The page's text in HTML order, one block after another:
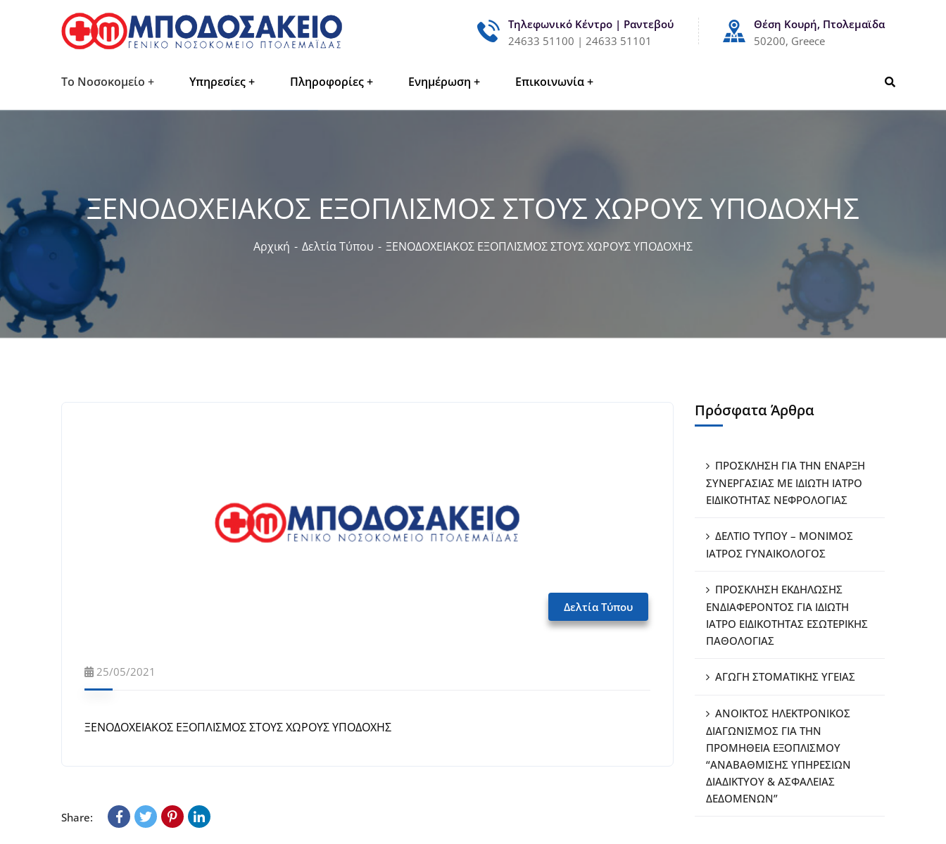
Τηλεφωνικό Κέντρο | Ραντεβού
24633 51100 | 24633 51101
Θέση Κουρή, Πτολεμαϊδα
50200, Greece
Το Νοσοκομείο Υπηρεσίες Πληροφορίες Ενημέρωση Επικοινωνία
ΞΕΝΟΔΟΧΕΙΑΚΟΣ ΕΞΟΠΛΙΣΜΟΣ ΣΤΟΥΣ ΧΩΡΟΥΣ ΥΠΟΔΟΧΗΣ
Αρχική Δελτία Τύπου ΞΕΝΟΔΟΧΕΙΑΚΟΣ ΕΞΟΠΛΙΣΜΟΣ ΣΤΟΥΣ ΧΩΡΟΥΣ ΥΠΟΔΟΧΗΣ
Δελτία Τύπου
25/05/2021
ΞΕΝΟΔΟΧΕΙΑΚΟΣ ΕΞΟΠΛΙΣΜΟΣ ΣΤΟΥΣ ΧΩΡΟΥΣ ΥΠΟΔΟΧΗΣ
Share:
Πρόσφατα Άρθρα
ΠΡΟΣΚΛΗΣΗ ΓΙΑ ΤΗΝ ΕΝΑΡΞΗ
ΣΥΝΕΡΓΑΣΙΑΣ ΜΕ ΙΔΙΩΤΗ ΙΑΤΡΟ
ΕΙΔΙΚΟΤΗΤΑΣ ΝΕΦΡΟΛΟΓΙΑΣ
ΔΕΛΤΙΟ ΤΥΠΟΥ – ΜΟΝΙΜΟΣ
ΙΑΤΡΟΣ ΓΥΝΑΙΚΟΛΟΓΟΣ
ΠΡΟΣΚΛΗΣΗ ΕΚΔΗΛΩΣΗΣ
ΕΝΔΙΑΦΕΡΟΝΤΟΣ ΓΙΑ ΙΔΙΩΤΗ
ΙΑΤΡΟ ΕΙΔΙΚΟΤΗΤΑΣ ΕΣΩΤΕΡΙΚΗΣ
ΠΑΘΟΛΟΓΙΑΣ
ΑΓΩΓΗ ΣΤΟΜΑΤΙΚΗΣ ΥΓΕΙΑΣ
ΑΝΟΙΚΤΟΣ ΗΛΕΚΤΡΟΝΙΚΟΣ
ΔΙΑΓΩΝΙΣΜΟΣ ΓΙΑ ΤΗΝ
ΠΡΟΜΗΘΕΙΑ ΕΞΟΠΛΙΣΜΟΥ
“ΑΝΑΒΑΘΜΙΣΗΣ ΥΠΗΡΕΣΙΩΝ
ΔΙΑΔΙΚΤΥΟΥ & ΑΣΦΑΛΕΙΑΣ
ΔΕΔΟΜΕΝΩΝ”